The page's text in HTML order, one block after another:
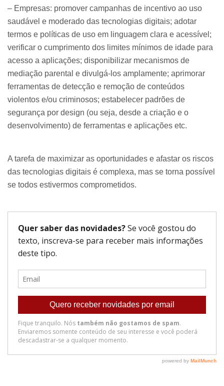
– Empresas: promover campanhas de incentivo ao uso
saudável e moderado das tecnologias digitais; adotar
termos e políticas de uso em linguagem clara e acessível;
verificar o cumprimento dos limites mínimos de idade para
acesso a aplicações; disponibilizar mecanismos de
mediação parental e divulgá-los amplamente; aprimorar
ferramentas de detecção e remoção de conteúdos
violentos e/ou criminosos; estabelecer padrões de
segurança por design (ou seja, desde a criação e o
desenvolvimento) de ferramentas e aplicações etc.
A tarefa de maximizar as oportunidades e afastar os riscos
das tecnologias digitais é complexa, mas se torna possível
se todos estivermos comprometidos.